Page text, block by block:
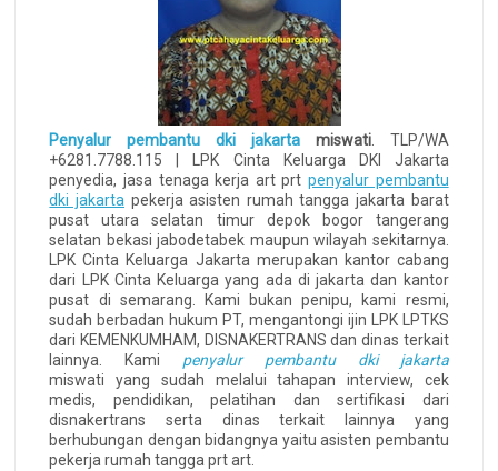
Penyalur pembantu dki jakartamiswati. TLP/WA
+6281.7788.115 | LPK Cinta Keluarga DKI Jakarta
penyedia, jasa tenaga kerja art prt penyalur pembantu
dki jakarta pekerja asisten rumah tangga jakarta barat
pusat utara selatan timur depok bogor tangerang
selatan bekasi jabodetabek maupun wilayah sekitarnya.
LPK Cinta Keluarga Jakarta merupakan kantor cabang
dari LPK Cinta Keluarga yang ada di jakarta dan kantor
pusat di semarang. Kami bukan penipu, kami resmi,
sudah berbadan hukum PT, mengantongi ijin LPK LPTKS
dari KEMENKUMHAM, DISNAKERTRANS dan dinas terkait
lainnya. Kami penyalur pembantu dki jakarta
miswati yang sudah melalui tahapan interview, cek
medis, pendidikan, pelatihan dan sertifikasi dari
disnakertrans serta dinas terkait lainnya yang
berhubungan dengan bidangnya yaitu asisten pembantu
pekerja rumah tangga prt art.